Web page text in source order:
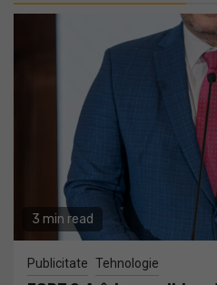
3 min read
Publicitate Tehnologie